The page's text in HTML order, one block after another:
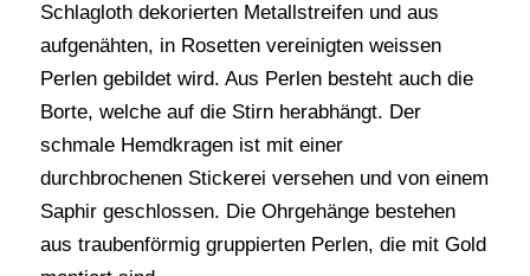
Schlagloth dekorierten Metallstreifen und aus
aufgenähten, in Rosetten vereinigten weissen
Perlen gebildet wird. Aus Perlen besteht auch die
Borte, welche auf die Stirn herabhängt. Der
schmale Hemdkragen ist mit einer
durchbrochenen Stickerei versehen und von einem
Saphir geschlossen. Die Ohrgehänge bestehen
aus traubenförmig gruppierten Perlen, die mit Gold